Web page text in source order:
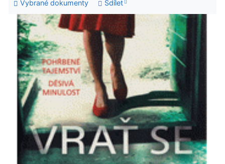
Vybrané dokumenty
Sdílet